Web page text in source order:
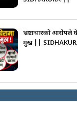
|| Court
the Supreme
SIDHAKURA
इनड्राइभ ||
भ्रष्टाचारको आरोपले
प्रमुख ||